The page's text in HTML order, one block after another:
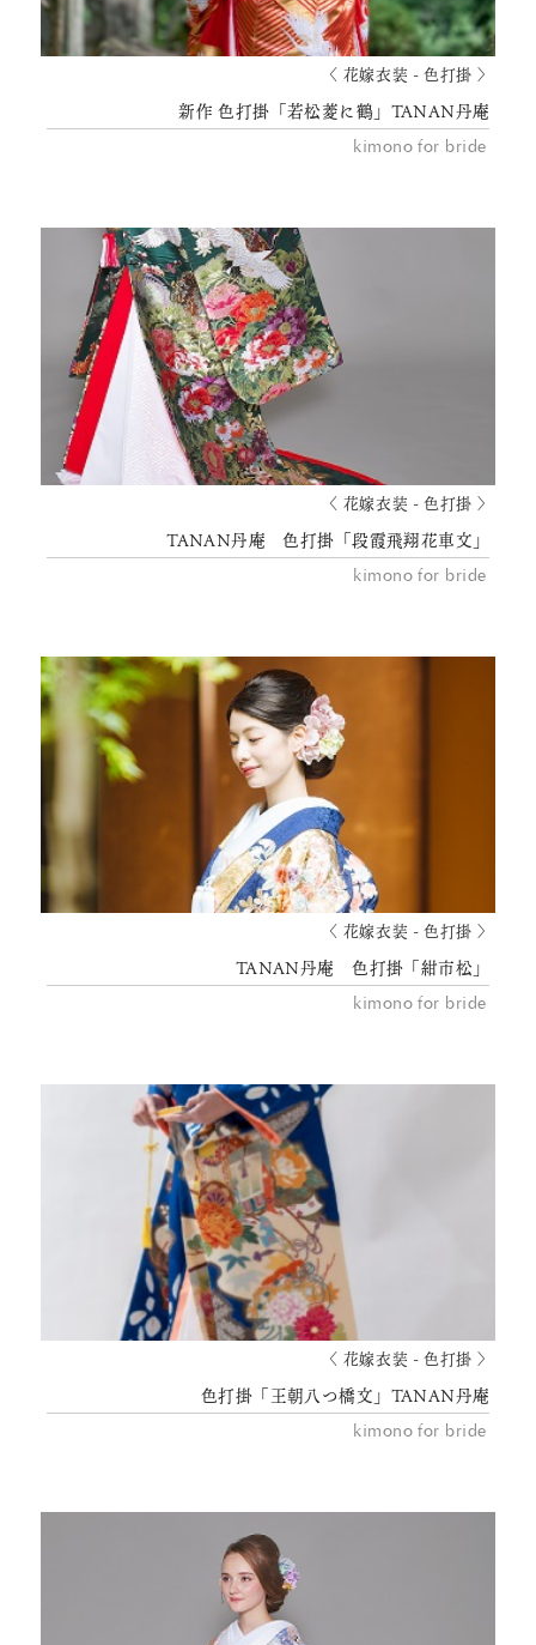
〈 花嫁衣装 - 色打掛 〉
新作 色打掛「若松菱に鶴」TANAN丹庵
kimono for bride
〈 花嫁衣装 - 色打掛 〉
TANAN丹庵 色打掛「段霞飛翔花車文」
kimono for bride
〈 花嫁衣装 - 色打掛 〉
TANAN丹庵 色打掛「紺市松」
kimono for bride
〈 花嫁衣装 - 色打掛 〉
色打掛「王朝八つ橋文」TANAN丹庵
kimono for bride